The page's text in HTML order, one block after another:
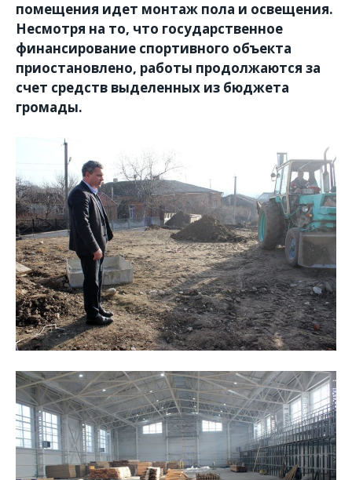
помещения идет монтаж пола и освещения.
Несмотря на то, что государственное
финансирование спортивного объекта
приостановлено, работы продолжаются за
счет средств выделенных из бюджета
громады.